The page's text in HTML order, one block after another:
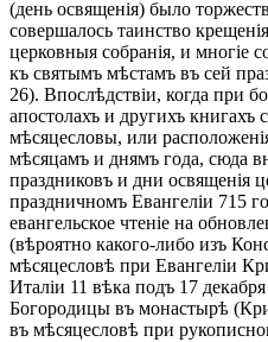
(день освященія) было
совершалось таинство
церковныя собранія, и многіе
къ святымъ мѣстамъ въ сей
26). Впослѣдствіи, когда при
апостолахъ и другихъ книгахъ
мѣсяцесловы, или
мѣсяцамъ и днямъ года, сюда
праздниковъ и дни освященія
праздничномъ Евангеліи 715
евангельское чтеніе на
(вѣроятно какого-либо изъ
мѣсяцесловѣ при Евангеліи
Италіи 11 вѣка подъ 17
Богородицы въ монастырѣ
въ мѣсяцесловѣ при